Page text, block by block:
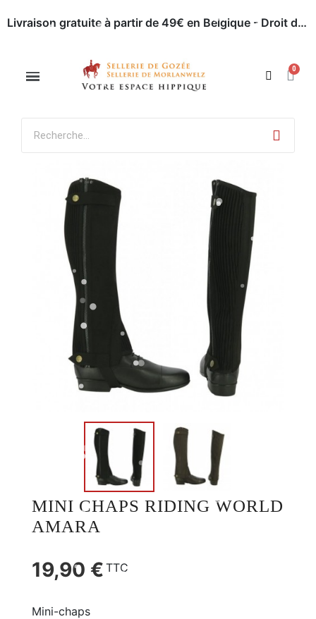
Livraison gratuite à partir de 49€ en Belgique - Droit de retour dans les 30 jours - Paiement en ligne sécurisé
MINI CHAPS RIDING WORLD
AMARA
19,90 € TTC
Mini-chaps